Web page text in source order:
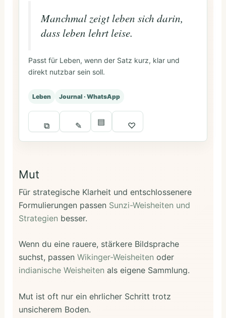
Manchmal zeigt leben sich darin,
dass leben lehrt leise.
Passt für Leben, wenn der Satz kurz, klar und
direkt nutzbar sein soll.
Leben Journal · WhatsApp
⧉ ✎ ▤ ♡
Mut
Für strategische Klarheit und entschlossenere
Formulierungen passen Sunzi-Weisheiten und
Strategien besser.
Wenn du eine rauere, stärkere Bildsprache
suchst, passen Wikinger-Weisheiten oder
indianische Weisheiten als eigene Sammlung.
Mut ist oft nur ein ehrlicher Schritt trotz
unsicherem Boden.